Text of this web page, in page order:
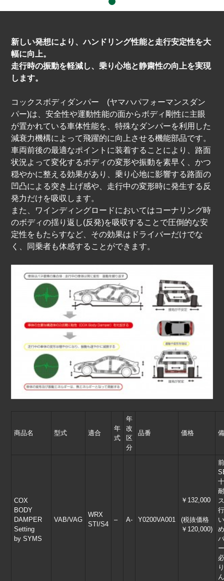
SK SJ
SH SG – D.E.F
EXIGA FUNCTION
HOME NEWS
EVENT TECH
SERVICE OVER HAUL
SHOPPING ABOUT US
CONTACT
LINK TERMS OF USE
新しい発想により、ハンドリング性能と走行安定性を大
幅に向上。
走行時の振動を軽減し、乗り心地と静粛性の向上を実現
します。
コックスボディダンパー (ヤマハパフォーマンスダン
パー)は、安全性や運動性能の面からボディ剛性に主眼
が置かれている車体性能を、特殊なダンパーを利用した
減衰力機構によって飛躍的に向上させる機能部品です。
車両前後の最適なポイントに装着することにより、路面
状況よって変化するボディの変形や振動を素早く、かつ
穏やかに整える効果があり、乗り心地に影響する路面の
凹凸による突き上げ感や、走行中の変形時に発生する反
発力だけを吸収します。
また、ワインディングロードにおいてはコーナリング時
のボディの揺り返し(反発)を吸収することで圧倒的な安
定性をもたらすなど、その効果はドライバーだけでな
く、同乗者も体感することができます。
商品名 型式 適合
年
式
年
改
区
分
品番 価格
COX
BODY
DAMPER
Setting
by SYMS
VAB/VAG
WRX
STI/S4
– A- Y0200VA001
￥132,000
(税抜価格
￥120,000)